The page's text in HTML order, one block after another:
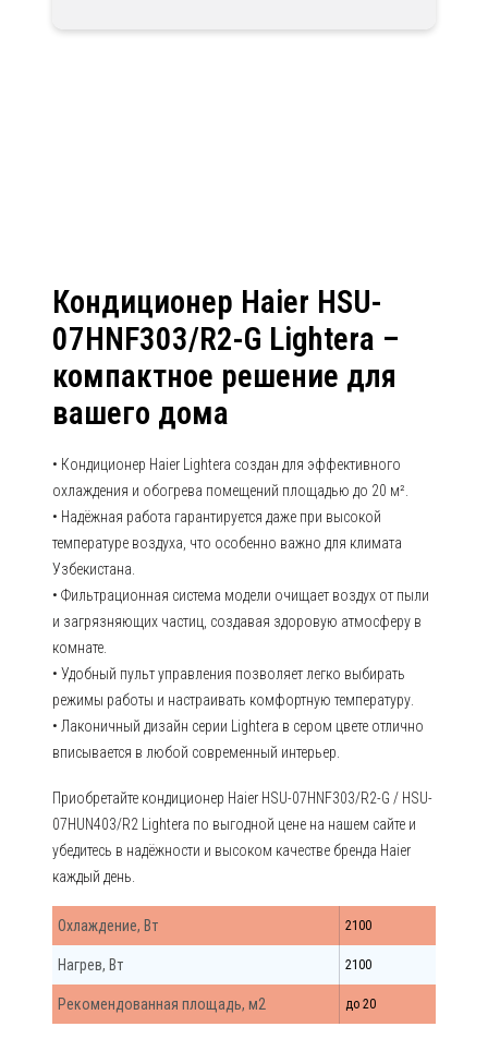
Кондиционер Haier HSU-
07HNF303/R2-G Lightera –
компактное решение для
вашего дома
• Кондиционер Haier Lightera создан для эффективного
охлаждения и обогрева помещений площадью до 20 м².
• Надёжная работа гарантируется даже при высокой
температуре воздуха, что особенно важно для климата
Узбекистана.
• Фильтрационная система модели очищает воздух от пыли
и загрязняющих частиц, создавая здоровую атмосферу в
комнате.
• Удобный пульт управления позволяет легко выбирать
режимы работы и настраивать комфортную температуру.
• Лаконичный дизайн серии Lightera в сером цвете отлично
вписывается в любой современный интерьер.
Приобретайте кондиционер Haier HSU-07HNF303/R2-G / HSU-
07HUN403/R2 Lightera по выгодной цене на нашем сайте и
убедитесь в надёжности и высоком качестве бренда Haier
каждый день.
Охлаждение, Вт 2100
Нагрев, Вт 2100
Рекомендованная площадь, м2 до 20